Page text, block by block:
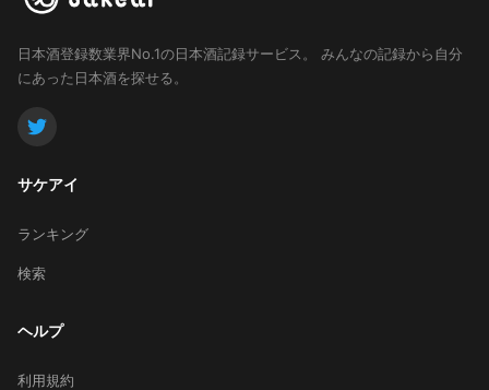
日本酒登録数業界No.1の日本酒記録サービス。
みんなの記録から自分
にあった日本酒を探せる。
サケアイ
ランキング
検索
ヘルプ
利用規約